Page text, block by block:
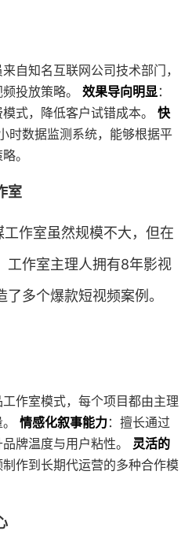
自知名互联网公司技术部门，
投放策略。 效果导向明显：
式，降低客户试错成本。 快
时数据监测系统，能够根据平
。
室
作室虽然规模不大，但在
工作室主理人拥有8年影视
多个爆款短视频案例。
工作室模式，每个项目都由主理
情感化叙事能力：擅长通过
牌温度与用户粘性。 灵活的
作到长期代运营的多种合作模